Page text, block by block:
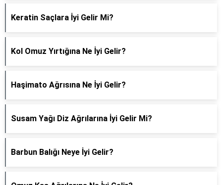
Keratin Saçlara İyi Gelir Mi?
Kol Omuz Yırtığına Ne İyi Gelir?
Haşimato Ağrısına Ne İyi Gelir?
Susam Yağı Diz Ağrılarına İyi Gelir Mi?
Barbun Balığı Neye İyi Gelir?